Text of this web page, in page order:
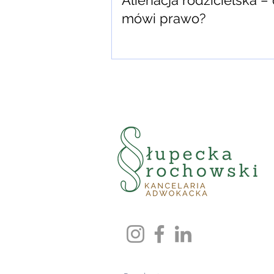
mówi prawo?